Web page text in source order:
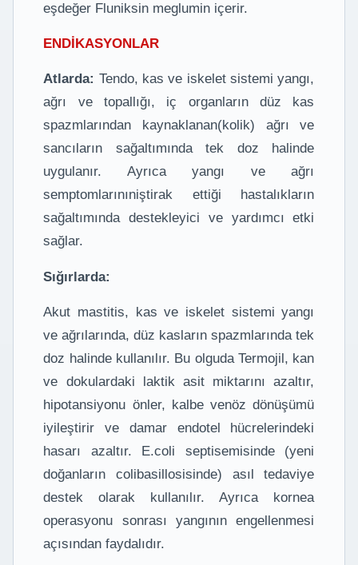
eşdeğer Fluniksin meglumin içerir.
ENDİKASYONLAR
Atlarda: Tendo, kas ve iskelet sistemi yangı,
ağrı ve topallığı, iç organların düz kas
spazmlarından kaynaklanan(kolik) ağrı ve
sancıların sağaltımında tek doz halinde
uygulanır. Ayrıca yangı ve ağrı
semptomlarınıniştirak ettiği hastalıkların
sağaltımında destekleyici ve yardımcı etki
sağlar.
Sığırlarda:
Akut mastitis, kas ve iskelet sistemi yangı
ve ağrılarında, düz kasların spazmlarında tek
doz halinde kullanılır. Bu olguda Termojil, kan
ve dokulardaki laktik asit miktarını azaltır,
hipotansiyonu önler, kalbe venöz dönüşümü
iyileştirir ve damar endotel hücrelerindeki
hasarı azaltır. E.coli septisemisinde (yeni
doğanların colibasillosisinde) asıl tedaviye
destek olarak kullanılır. Ayrıca kornea
operasyonu sonrası yangının engellenmesi
açısından faydalıdır.